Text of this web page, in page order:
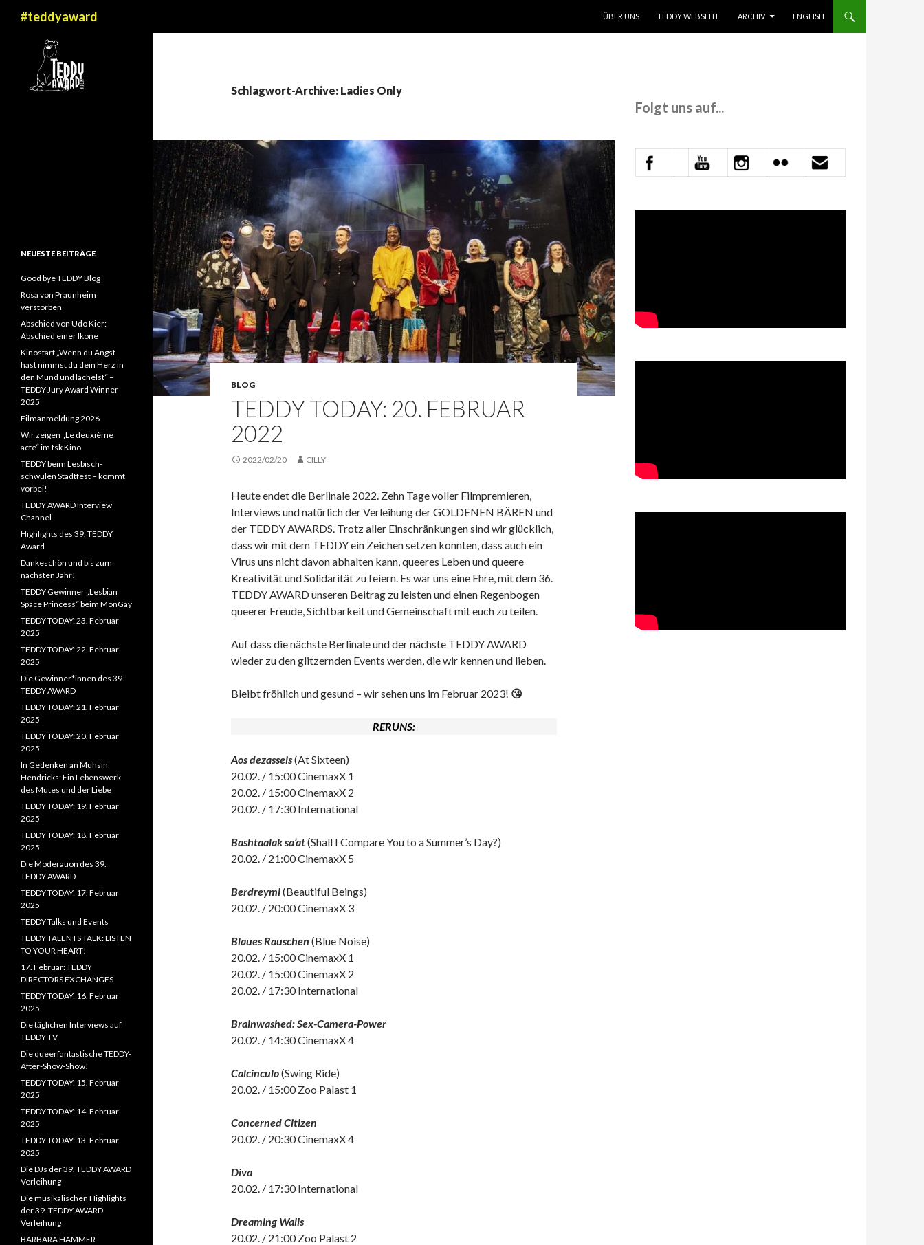
#teddyaward
ÜBER UNS
TEDDY WEBSEITE ARCHIV ENGLISH
Schlagwort-Archive: Ladies Only
BLOG
TEDDY TODAY: 20. FEBRUAR
2022
2022/02/20 CILLY
Heute endet die Berlinale 2022. Zehn Tage voller Filmpremieren,
Interviews und natürlich der Verleihung der GOLDENEN BÄREN und
der TEDDY AWARDS. Trotz aller Einschränkungen sind wir glücklich,
dass wir mit dem TEDDY ein Zeichen setzen konnten, dass auch ein
Virus uns nicht davon abhalten kann, queeres Leben und queere
Kreativität und Solidarität zu feiern. Es war uns eine Ehre, mit dem 36.
TEDDY AWARD unseren Beitrag zu leisten und einen Regenbogen
queerer Freude, Sichtbarkeit und Gemeinschaft mit euch zu teilen.
Auf dass die nächste Berlinale und der nächste TEDDY AWARD
wieder zu den glitzernden Events werden, die wir kennen und lieben.
Bleibt fröhlich und gesund – wir sehen uns im Februar 2023! 😘
RERUNS:
Aos dezasseis(At Sixteen)
20.02. / 15:00 CinemaxX 1
20.02. / 15:00 CinemaxX 2
20.02. / 17:30 International
Bashtaalak sa’at(Shall I Compare You to a Summer’s Day?)
20.02. / 21:00 CinemaxX 5
Berdreymi(Beautiful Beings)
20.02. / 20:00 CinemaxX 3
Blaues Rauschen (Blue Noise)
20.02. / 15:00 CinemaxX 1
20.02. / 15:00 CinemaxX 2
20.02. / 17:30 International
Brainwashed: Sex-Camera-Power
20.02. / 14:30 CinemaxX 4
Calcinculo(Swing Ride)
20.02. / 15:00 Zoo Palast 1
Concerned Citizen
20.02. / 20:30 CinemaxX 4
Diva
20.02. / 17:30 International
Dreaming Walls
20.02. / 21:00 Zoo Palast 2
Folgt uns auf...
NEUESTE BEITRÄGE
Good bye TEDDY Blog
Rosa von Praunheim
verstorben
Abschied von Udo Kier:
Abschied einer Ikone
Kinostart „Wenn du Angst
hast nimmst du dein Herz in
den Mund und lächelst“ –
TEDDY Jury Award Winner
2025
Filmanmeldung 2026
Wir zeigen „Le deuxième
acte“ im fsk Kino
TEDDY beim Lesbisch-
schwulen Stadtfest – kommt
vorbei!
TEDDY AWARD Interview
Channel
Highlights des 39. TEDDY
Award
Dankeschön und bis zum
nächsten Jahr!
TEDDY Gewinner „Lesbian
Space Princess“ beim MonGay
TEDDY TODAY: 23. Februar
2025
TEDDY TODAY: 22. Februar
2025
Die Gewinner*innen des 39.
TEDDY AWARD
TEDDY TODAY: 21. Februar
2025
TEDDY TODAY: 20. Februar
2025
In Gedenken an Muhsin
Hendricks: Ein Lebenswerk
des Mutes und der Liebe
TEDDY TODAY: 19. Februar
2025
TEDDY TODAY: 18. Februar
2025
Die Moderation des 39.
TEDDY AWARD
TEDDY TODAY: 17. Februar
2025
TEDDY Talks und Events
TEDDY TALENTS TALK: LISTEN
TO YOUR HEART!
17. Februar: TEDDY
DIRECTORS EXCHANGES
TEDDY TODAY: 16. Februar
2025
Die täglichen Interviews auf
TEDDY TV
Die queerfantastische TEDDY-
After-Show-Show!
TEDDY TODAY: 15. Februar
2025
TEDDY TODAY: 14. Februar
2025
TEDDY TODAY: 13. Februar
2025
Die DJs der 39. TEDDY AWARD
Verleihung
Die musikalischen Highlights
der 39. TEDDY AWARD
Verleihung
BARBARA HAMMER